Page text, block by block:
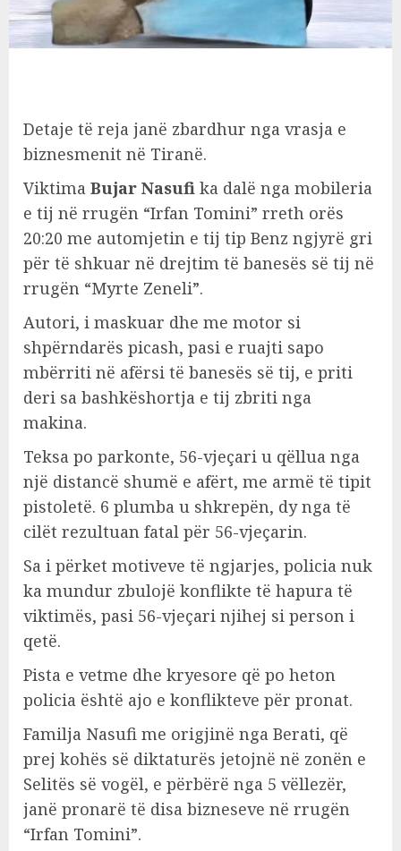
Detaje të reja janë zbardhur nga vrasja e
biznesmenit në Tiranë.
Viktima Bujar Nasufi ka dalë nga mobileria
e tij në rrugën “Irfan Tomini” rreth orës
20:20 me automjetin e tij tip Benz ngjyrë gri
për të shkuar në drejtim të banesës së tij në
rrugën “Myrte Zeneli”.
Autori, i maskuar dhe me motor si
shpërndarës picash, pasi e ruajti sapo
mbërriti në afërsi të banesës së tij, e priti
deri sa bashkëshortja e tij zbriti nga
makina.
Teksa po parkonte, 56-vjeçari u qëllua nga
një distancë shumë e afërt, me armë të tipit
pistoletë. 6 plumba u shkrepën, dy nga të
cilët rezultuan fatal për 56-vjeçarin.
Sa i përket motiveve të ngjarjes, policia nuk
ka mundur zbulojë konflikte të hapura të
viktimës, pasi 56-vjeçari njihej si person i
qetë.
Pista e vetme dhe kryesore që po heton
policia është ajo e konflikteve për pronat.
Familja Nasufi me origjinë nga Berati, që
prej kohës së diktaturës jetojnë në zonën e
Selitës së vogël, e përbërë nga 5 vëllezër,
janë pronarë të disa bizneseve në rrugën
“Irfan Tomini”.